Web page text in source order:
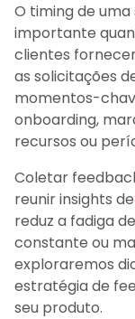
O timing de
importante
clientes
as solicitações
momentos-
onboarding,
recursos ou
Coletar
reunir insights de
reduz a fadiga
constante ou
exploraremos
estratégia de
seu produto.